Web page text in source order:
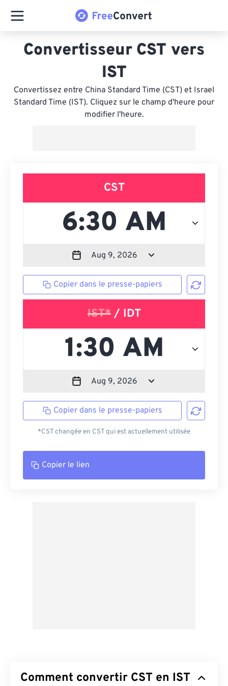
Convertisseur CST vers
IST
Convertissez entre China Standard Time (CST) et Israel
Standard Time (IST). Cliquez sur le champ d'heure pour
modifier l'heure.
CST
Copier dans le presse-papiers
IST*/ IDT
Copier dans le presse-papiers
*CST changée en CST qui est actuellement utilisée
Copier le lien
Comment convertir CST en IST